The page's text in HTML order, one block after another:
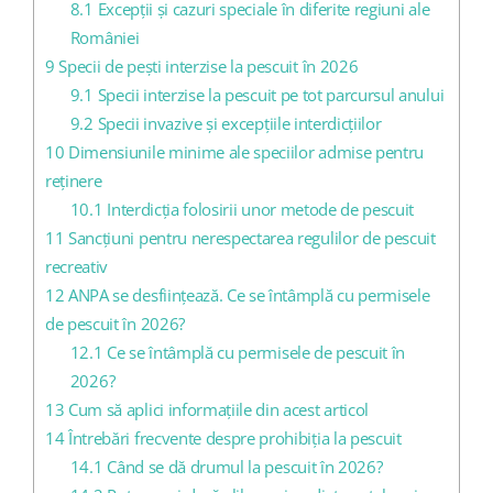
8.1 Excepții și cazuri speciale în diferite regiuni ale
României
9 Specii de pești interzise la pescuit în 2026
9.1 Specii interzise la pescuit pe tot parcursul anului
9.2 Specii invazive și excepțiile interdicțiilor
10 Dimensiunile minime ale speciilor admise pentru
reținere
10.1 Interdicția folosirii unor metode de pescuit
11 Sancțiuni pentru nerespectarea regulilor de pescuit
recreativ
12 ANPA se desființează. Ce se întâmplă cu permisele
de pescuit în 2026?
12.1 Ce se întâmplă cu permisele de pescuit în
2026?
13 Cum să aplici informațiile din acest articol
14Întrebări frecvente despre prohibiția la pescuit
14.1 Când se dă drumul la pescuit în 2026?